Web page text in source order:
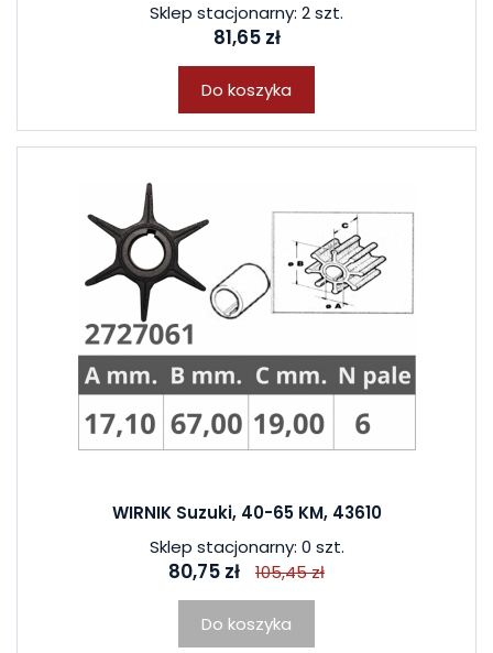
Sklep stacjonarny: 2 szt.
81,65 zł
Do koszyka
WIRNIK Suzuki, 40-65 KM, 43610
Sklep stacjonarny: 0 szt.
80,75 zł 105,45 zł
Do koszyka